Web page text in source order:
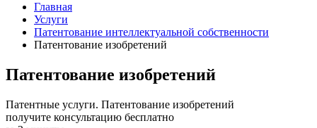
Главная
Услуги
Патентование интеллектуальной собственности
Патентование изобретений
Патентование изобретений
Патентные услуги. Патентование изобретений
получите консультацию бесплатно